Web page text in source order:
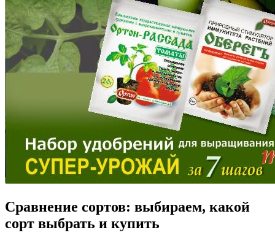
Сравнение сортов: выбираем, какой
сорт выбрать и купить